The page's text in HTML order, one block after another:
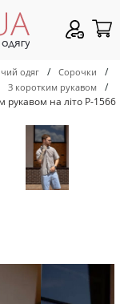
одяг / Сорочки /
З коротким рукавом
/
рукавом на літо Р-1566